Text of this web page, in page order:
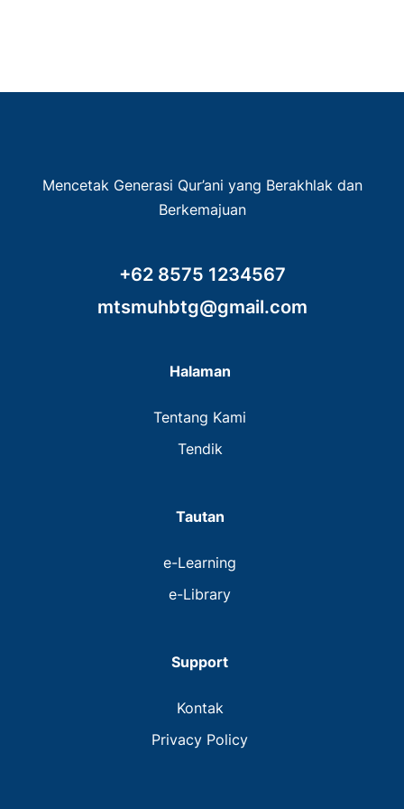
Mencetak Generasi Qur’ani yang Berakhlak dan
Berkemajuan
+62 8575 1234567
mtsmuhbtg@gmail.com
Halaman
Tentang Kami
Tendik
Tautan
e-Learning
e-Library
Support
Kontak
Privacy Policy